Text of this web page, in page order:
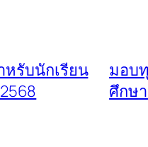
หรับนักเรียน
มอบ
ศึกษ